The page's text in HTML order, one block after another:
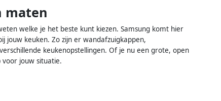
maten
welke je het beste kunt kiezen. Samsung komt hier
jouw keuken. Zo zijn er wandafzuigkappen,
keukenopstellingen. Of je nu een grote, open
jouw situatie.